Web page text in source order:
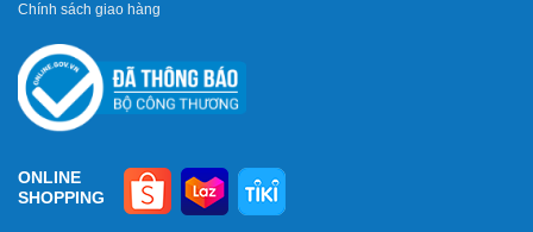
Chính sách giao hàng
ONLINE
SHOPPING